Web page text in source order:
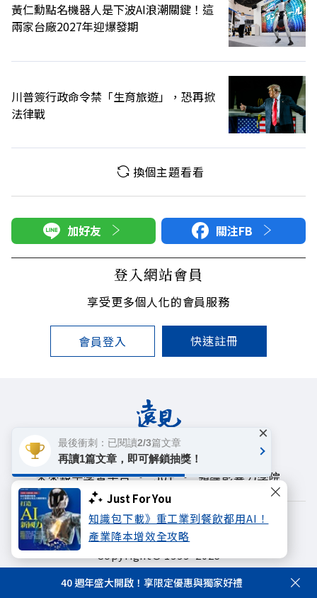
Just For You
知識包下載》重工業到餐飲都用AI！
產業降本增效全攻略
黃仁勳點名機器人是下波AI浪潮關鍵！這
兩家台廠2027年迎爆發期
川普簽行政命令禁「生育旅遊」，恐再掀
法律戰
換個主題看看
加好友 關注FB
登入網站會員
享受更多個人化的會員服務
會員登入 快速註冊
遠見雜誌 哈佛商業評論
未來親子學習平台
50+ 領導影響力學院
著作權聲明
隱私權政策
Copyright© 1999~2026
40 週年盛大開啟！享限定優惠與獨家好禮
最後衝刺：已閱讀2/3篇文章
再讀1篇文章，即可解鎖抽獎！
×